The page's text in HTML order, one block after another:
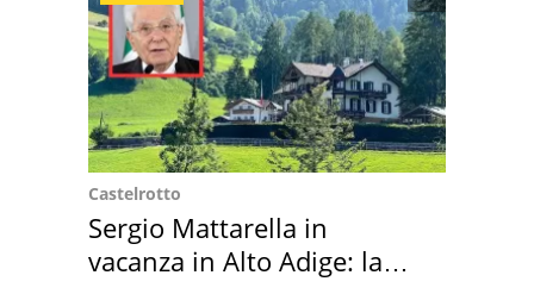
Castelrotto
Sergio Mattarella in
vacanza in Alto Adige: la